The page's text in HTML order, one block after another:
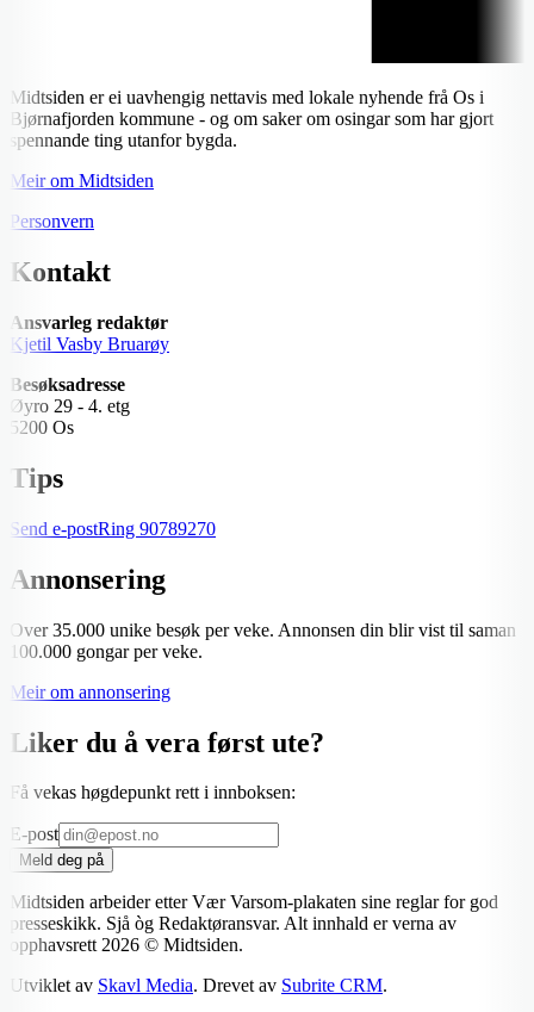
Midtsiden er ei uavhengig nettavis med lokale nyhende frå Os i
Bjørnafjorden kommune - og om saker om osingar som har gjort
spennande ting utanfor bygda.
Meir om Midtsiden
Personvern
Kontakt
Ansvarleg redaktør
Kjetil Vasby Bruarøy
Besøksadresse
Øyro 29 - 4. etg
5200 Os
Tips
Send e-postRing 90789270
Annonsering
Over 35.000 unike besøk per veke. Annonsen din blir vist til saman
100.000 gongar per veke.
Meir om annonsering
Liker du å vera først ute?
Få vekas høgdepunkt rett i innboksen:
E-post
Meld deg på
Midtsiden arbeider etter Vær Varsom-plakaten sine reglar for god
presseskikk. Sjå òg Redaktøransvar. Alt innhald er verna av
opphavsrett2026 © Midtsiden.
Utviklet av Skavl Media. Drevet av Subrite CRM.